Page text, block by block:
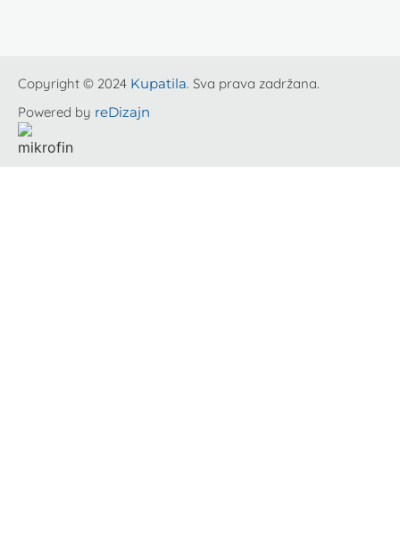
Copyright © 2024 Kupatila. Sva prava zadržana.
Powered by reDizajn